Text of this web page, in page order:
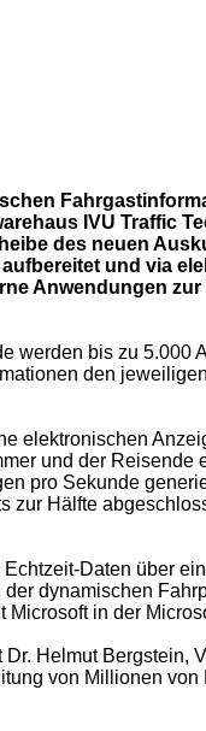
IVU Traffic
des neuen
und via
Anwendungen
werden bis zu 5.000
den
elektronischen
und der
pro Sekunde
Hälfte
Daten über
dynamischen
in der
Helmut Bergstein,
von Millionen